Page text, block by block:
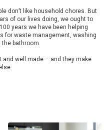
don’t like household chores. But
of our lives doing, we ought to
years we have been helping
for waste management, washing
bathroom.
well made – and they make